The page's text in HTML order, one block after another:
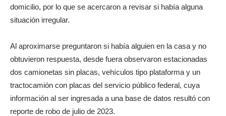
domicilio, por lo que se acercaron a revisar si había alguna
situación irregular.
Al aproximarse preguntaron si había alguien en la casa y no
obtuvieron respuesta, desde fuera observaron estacionadas
dos camionetas sin placas, vehículos tipo plataforma y un
tractocamión con placas del servicio público federal, cuya
información al ser ingresada a una base de datos resultó con
reporte de robo de julio de 2023.